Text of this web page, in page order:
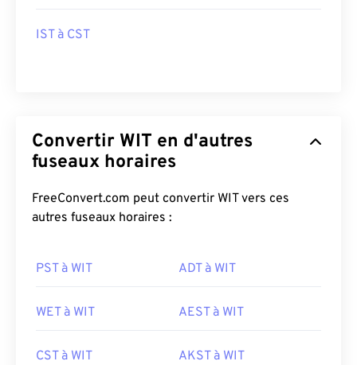
IST à CST
Convertir WIT en d'autres
fuseaux horaires
FreeConvert.com peut convertir WIT vers ces
autres fuseaux horaires :
PST à WIT ADT à WIT
WET à WIT AEST à WIT
CST à WIT AKST à WIT